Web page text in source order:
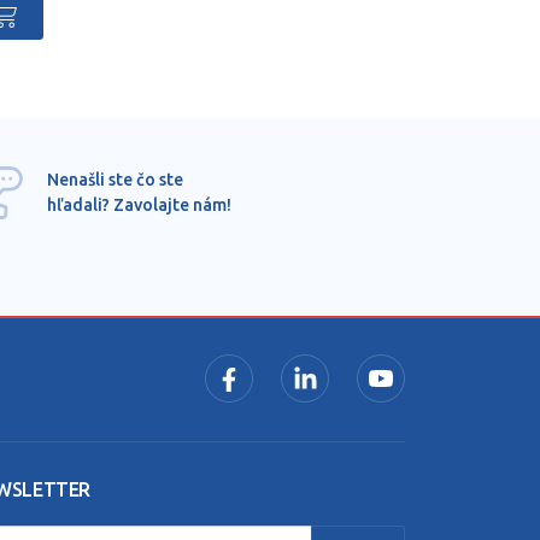
Nenašli ste čo ste
hľadali? Zavolajte nám!